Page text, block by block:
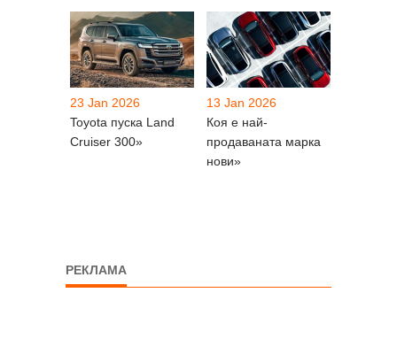
23 Jan 2026
Toyota пуска Land
Cruiser 300»
13 Jan 2026
Коя е най-
продаваната марка
нови»
РЕКЛАМА